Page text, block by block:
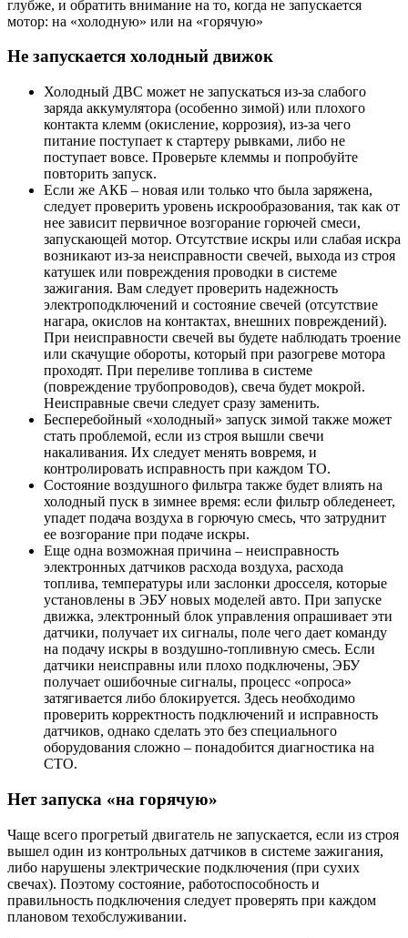
глубже, и обратить внимание на то, когда не запускается
мотор: на «холодную» или на «горячую»
Не запускается холодный движок
Холодный ДВС может не запускаться из-за слабого
заряда аккумулятора (особенно зимой) или плохого
контакта клемм (окисление, коррозия), из-за чего
питание поступает к стартеру рывками, либо не
поступает вовсе. Проверьте клеммы и попробуйте
повторить запуск.
Если же АКБ – новая или только что была заряжена,
следует проверить уровень искрообразования, так как от
нее зависит первичное возгорание горючей смеси,
запускающей мотор. Отсутствие искры или слабая искра
возникают из-за неисправности свечей, выхода из строя
катушек или повреждения проводки в системе
зажигания. Вам следует проверить надежность
электроподключений и состояние свечей (отсутствие
нагара, окислов на контактах, внешних повреждений).
При неисправности свечей вы будете наблюдать троение
или скачущие обороты, который при разогреве мотора
проходят. При переливе топлива в системе
(повреждение трубопроводов), свеча будет мокрой.
Неисправные свечи следует сразу заменить.
Бесперебойный «холодный» запуск зимой также может
стать проблемой, если из строя вышли свечи
накаливания. Их следует менять вовремя, и
контролировать исправность при каждом ТО.
Состояние воздушного фильтра также будет влиять на
холодный пуск в зимнее время: если фильтр обледенеет,
упадет подача воздуха в горючую смесь, что затруднит
ее возгорание при подаче искры.
Еще одна возможная причина – неисправность
электронных датчиков расхода воздуха, расхода
топлива, температуры или заслонки дросселя, которые
установлены в ЭБУ новых моделей авто. При запуске
движка, электронный блок управления опрашивает эти
датчики, получает их сигналы, поле чего дает команду
на подачу искры в воздушно-топливную смесь. Если
датчики неисправны или плохо подключены, ЭБУ
получает ошибочные сигналы, процесс «опроса»
затягивается либо блокируется. Здесь необходимо
проверить корректность подключений и исправность
датчиков, однако сделать это без специального
оборудования сложно – понадобится диагностика на
СТО.
Нет запуска «на горячую»
Чаще всего прогретый двигатель не запускается, если из строя
вышел один из контрольных датчиков в системе зажигания,
либо нарушены электрические подключения (при сухих
свечах). Поэтому состояние, работоспособность и
правильность подключения следует проверять при каждом
плановом техобслуживании.